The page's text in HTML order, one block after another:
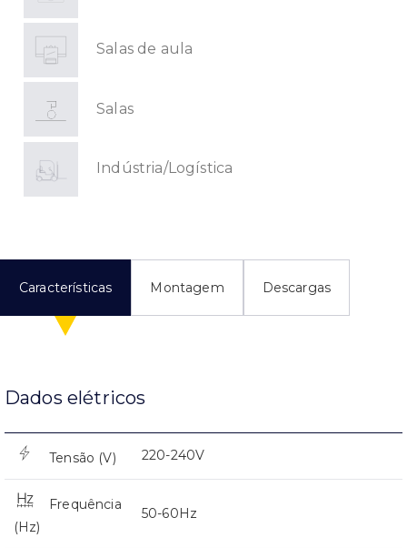
Salas de aula
Salas
Indústria/Logística
Características Montagem Descargas
Dados elétricos
Tensão (V) 220-240V
Frequência
(Hz)
50-60Hz